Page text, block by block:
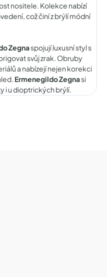
nositele. Kolekce nabízí
což činí z brýlí módní
Zegnaspojují luxusní styl s
svůj zrak. Obruby
a nabízejí nejen korekci
Ermenegildo Zegnasi
i u dioptrických brýlí.